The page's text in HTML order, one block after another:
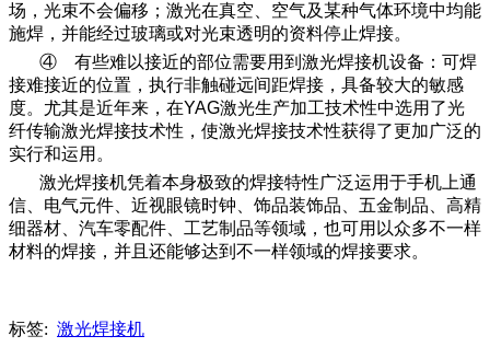
场，光束不会偏移；激光在真空、空气及某种气体环境中均能
施焊，并能经过玻璃或对光束透明的资料停止焊接。
④ 有些难以接近的部位需要用到激光焊接机设备：可焊
接难接近的位置，执行非触碰远间距焊接，具备较大的敏感
度。尤其是近年来，在YAG激光生产加工技术性中选用了光
纤传输激光焊接技术性，使激光焊接技术性获得了更加广泛的
实行和运用。
激光焊接机凭着本身极致的焊接特性广泛运用于手机上通
信、电气元件、近视眼镜时钟、饰品装饰品、五金制品、高精
细器材、汽车零配件、工艺制品等领域，也可用以众多不一样
材料的焊接，并且还能够达到不一样领域的焊接要求。
标签: 激光焊接机